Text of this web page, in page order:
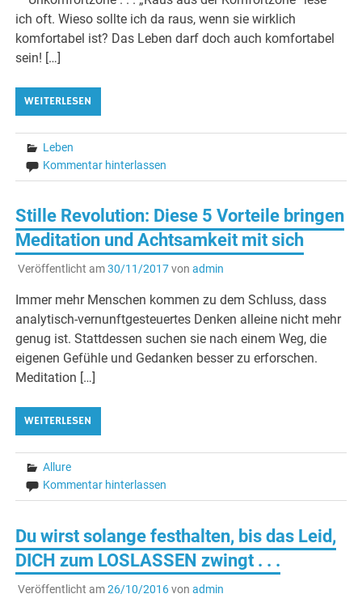
ich oft. Wieso sollte ich da raus, wenn sie wirklich
komfortabel ist? Das Leben darf doch auch komfortabel
sein! […]
WEITERLESEN
Leben
Kommentar hinterlassen
Stille Revolution: Diese 5 Vorteile bringen
Meditation und Achtsamkeit mit sich
Veröffentlicht am30/11/2017von admin
Immer mehr Menschen kommen zu dem Schluss, dass
analytisch-vernunftgesteuertes Denken alleine nicht mehr
genug ist. Stattdessen suchen sie nach einem Weg, die
eigenen Gefühle und Gedanken besser zu erforschen.
Meditation […]
WEITERLESEN
Allure
Kommentar hinterlassen
Du wirst solange festhalten, bis das Leid,
DICH zum LOSLASSEN zwingt . . .
Veröffentlicht am26/10/2016von admin